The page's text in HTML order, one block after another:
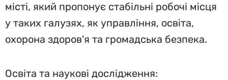
місті, який пропонує стабільні робочі місця
у таких галузях, як управління, освіта,
охорона здоров'я та громадська безпека.
Освіта та наукові дослідження: